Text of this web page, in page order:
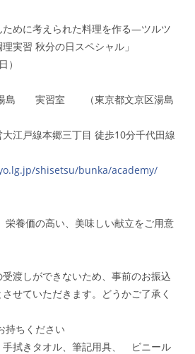
ために考えられた料理を作る―ツルツ
実習 秋分の日スペシャル」
）
湯島 実習室 （東京都文京区湯島
戸線本郷三丁目 徒歩10分 千代田線
shisetsu/bunka/academy/
養価の高い、美味しい献立をご用意
円
渡しができないため、事前のお振込
せていただきます。どうかご了承く
持ちください
手拭きタオル、筆記用具、 ビニール